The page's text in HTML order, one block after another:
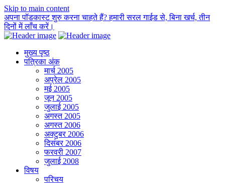
Skip to main content
अपना पॉडकास्ट शुरु करना चाहते हैं? हमारी सरल गाईड से, बिना खर्च, तीन
दिनों में लाँच करें।
मुख्य पृष्ठ
पत्रिका अंक
मार्च 2005
अप्रेल 2005
मई 2005
जून 2005
जुलाई 2005
अगस्त 2005
अगस्त 2006
अक्टुबर 2006
दिसंबर 2006
फरवरी 2007
जुलाई 2008
विषय
परिचय